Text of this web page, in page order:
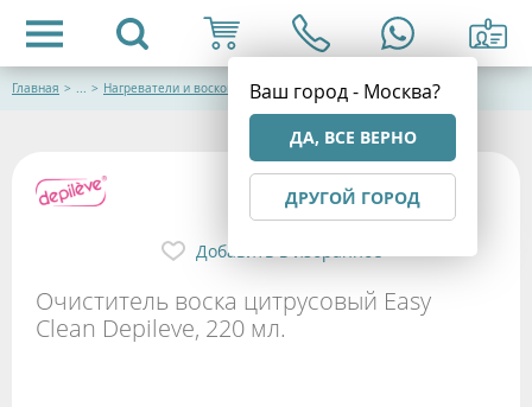
Ваш город - Москва?
ДА, ВСЕ ВЕРНО
ДРУГОЙ ГОРОД
Главная > ... > Нагреватели и воскоплавы
Очиститель воска цитрусовый Easy
Clean Depileve, 220 мл.
Добавить в избранное